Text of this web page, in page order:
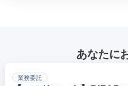
あなたに
業務委託